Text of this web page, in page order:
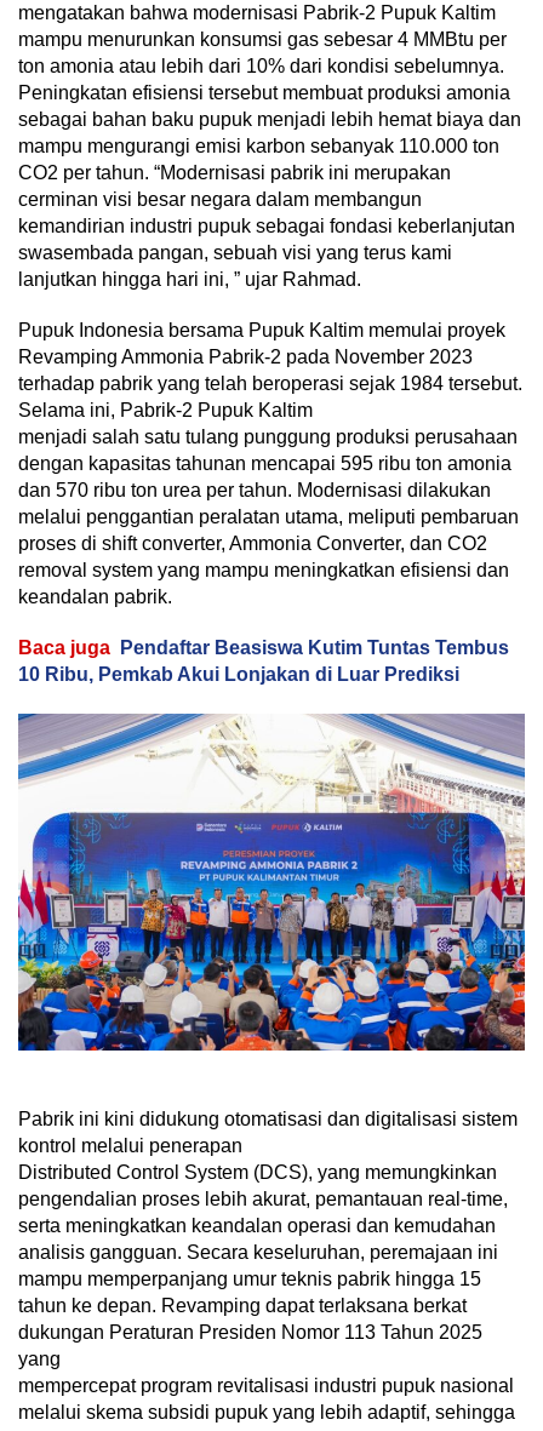
mengatakan bahwa modernisasi Pabrik-2 Pupuk Kaltim
mampu menurunkan konsumsi gas sebesar 4 MMBtu per
ton amonia atau lebih dari 10% dari kondisi sebelumnya.
Peningkatan efisiensi tersebut membuat produksi amonia
sebagai bahan baku pupuk menjadi lebih hemat biaya dan
mampu mengurangi emisi karbon sebanyak 110.000 ton
CO2 per tahun. “Modernisasi pabrik ini merupakan
cerminan visi besar negara dalam membangun
kemandirian industri pupuk sebagai fondasi keberlanjutan
swasembada pangan, sebuah visi yang terus kami
lanjutkan hingga hari ini, ” ujar Rahmad.
Pupuk Indonesia bersama Pupuk Kaltim memulai proyek
Revamping Ammonia Pabrik-2 pada November 2023
terhadap pabrik yang telah beroperasi sejak 1984 tersebut.
Selama ini, Pabrik-2 Pupuk Kaltim
menjadi salah satu tulang punggung produksi perusahaan
dengan kapasitas tahunan mencapai 595 ribu ton amonia
dan 570 ribu ton urea per tahun. Modernisasi dilakukan
melalui penggantian peralatan utama, meliputi pembaruan
proses di shift converter, Ammonia Converter, dan CO2
removal system yang mampu meningkatkan efisiensi dan
keandalan pabrik.
Baca juga
Pendaftar Beasiswa Kutim Tuntas Tembus
10 Ribu, Pemkab Akui Lonjakan di Luar Prediksi
Pabrik ini kini didukung otomatisasi dan digitalisasi sistem
kontrol melalui penerapan
Distributed Control System (DCS), yang memungkinkan
pengendalian proses lebih akurat, pemantauan real-time,
serta meningkatkan keandalan operasi dan kemudahan
analisis gangguan. Secara keseluruhan, peremajaan ini
mampu memperpanjang umur teknis pabrik hingga 15
tahun ke depan. Revamping dapat terlaksana berkat
dukungan Peraturan Presiden Nomor 113 Tahun 2025
yang
mempercepat program revitalisasi industri pupuk nasional
melalui skema subsidi pupuk yang lebih adaptif, sehingga